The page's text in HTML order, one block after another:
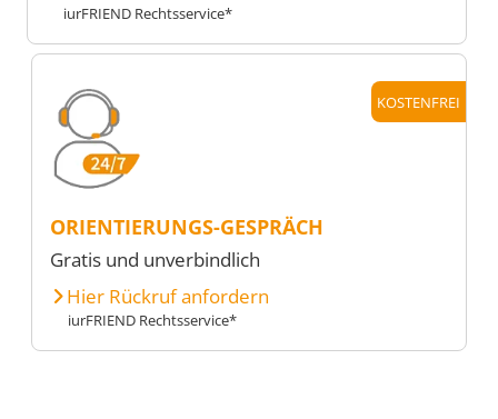
iurFRIEND Rechtsservice*
KOSTENFREI
ORIENTIERUNGS-GESPRÄCH
Gratis und unverbindlich
Hier Rückruf anfordern
iurFRIEND Rechtsservice*